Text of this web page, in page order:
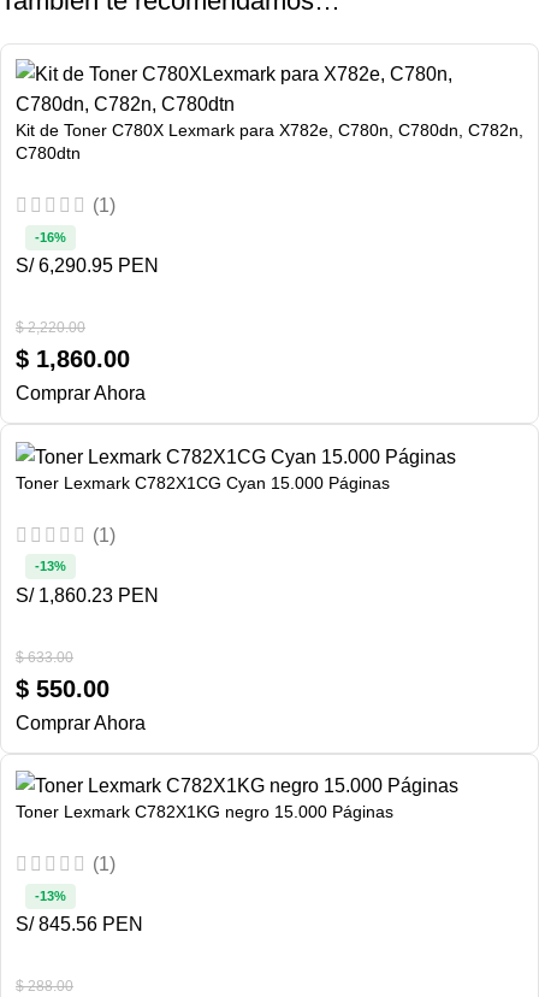
Kit de Toner C780X Lexmark para X782e, C780n, C780dn, C782n,
C780dtn
(1)
$2,220.00
$ 1,860.00
-16%
S/ 6,290.95 PEN
Comprar Ahora
Toner Lexmark C782X1CG Cyan 15.000 Páginas
(1)
$633.00
$ 550.00
-13%
S/ 1,860.23 PEN
Comprar Ahora
Toner Lexmark C782X1KG negro 15.000 Páginas
(1)
$288.00
-13%
S/ 845.56 PEN